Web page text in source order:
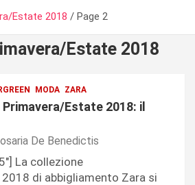
Estate 2018 Page 2
Estate 2018
MODA ZARA
Estate 2018: il
De Benedictis
La collezione
di abbigliamento Zara si